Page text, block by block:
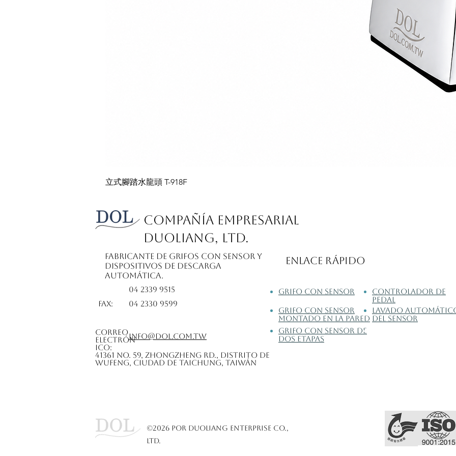
立式腳踏水龍頭 T-918F
Compañía Empresarial
Duoliang, Ltd.
Fabricante de grifos con sensor y
dispositivos de descarga
automática.
FAX:
04 2339 9515
04 2330 9599
Correo
electrón
ico:
info@dol.com.tw
41361 No. 59, Zhongzheng Rd., Distrito de
Wufeng, Ciudad de Taichung, Taiwán
Enlace rápido
Grifo con sensor
Controlador de
pedal
Grifo con sensor
montado en la pared
Lavado
del sensor
Grifo con sensor de
dos etapas
©2026 por Duoliang Enterprise Co.,
Ltd.